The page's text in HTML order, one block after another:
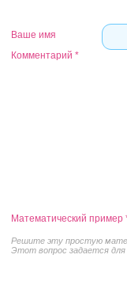
Ваше имя
Комментарий *
Этот вопрос задается
Математический пример
Решите эту простую